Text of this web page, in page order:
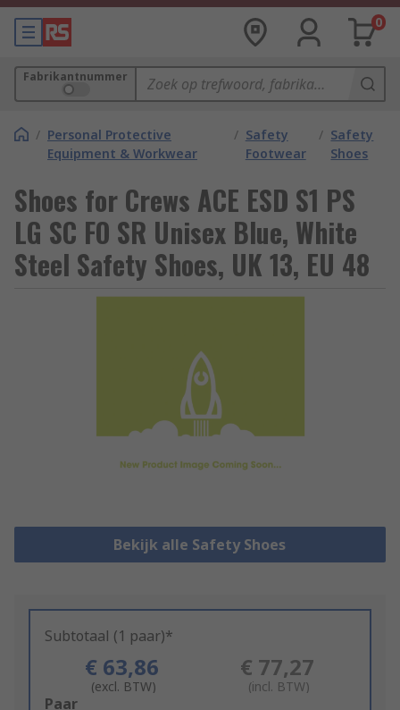
0
Fabrikantnummer
/ Personal Protective
Equipment & Workwear
/ Safety
Footwear
/ Safety
Shoes
Shoes for Crews ACE ESD S1 PS
LG SC FO SR Unisex Blue, White
Steel Safety Shoes, UK 13, EU 48
Bekijk alle Safety Shoes
Subtotaal (1 paar)*
€ 63,86
(excl. BTW)
€ 77,27
(incl. BTW)
Add
Paar